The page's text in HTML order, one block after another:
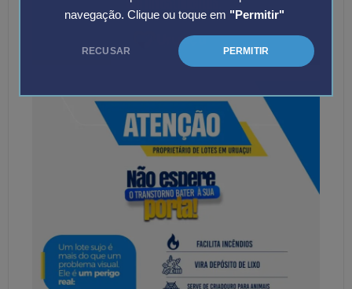
navegação. Clique ou toque em "Permitir"
RECUSAR PERMITIR